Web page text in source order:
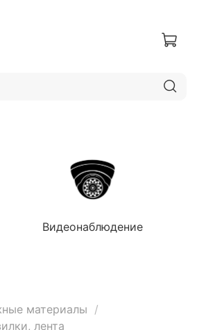
Видеонаблюдение
материалы
лента